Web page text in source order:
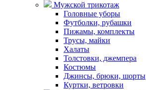
Мужской трикотаж
Головные уборы
Футболки, рубашки
Пижамы, комплекты
Трусы, майки
Халаты
Толстовки, джемпера
Костюмы
Джинсы, брюки, шорты
Куртки, ветровки